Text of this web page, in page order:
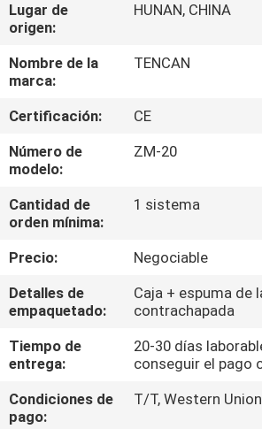
VIAJE
DE
LA
FÁBRICA
CONTROL
DE
ÉNTRENOS
EN
CONTACTO
CON
Lugar de
origen:
HUNAN, CHINA
Nombre de la
marca:
TENCAN
Certificación:
CE
Número de
modelo:
ZM-20
Cantidad de
orden mínima:
1 sistema
Precio:
Negociable
Detalles de
empaquetado:
Caja + espuma de
contrachapada
Tiempo de
entrega:
20-30 días
conseguir el pago
Condiciones de
pago:
T/T, Western Union